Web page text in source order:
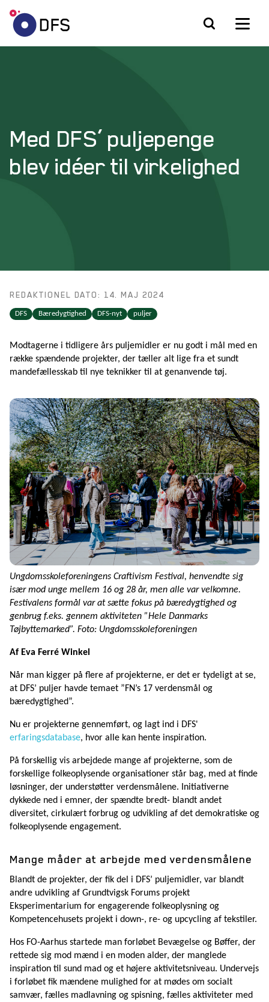
Med DFS’ puljepenge
blev idéer til virkelighed
REDAKTIONEL DATO: 14. MAJ 2024
DFS Bæredygtighed DFS-nyt puljer
Modtagerne i tidligere års puljemidler er nu godt i mål med en
række spændende projekter, der tæller alt lige fra et sundt
mandefællesskab til nye teknikker til at genanvende tøj.
Ungdomsskoleforeningens Craftivism Festival, henvendte sig
især mod unge mellem 16 og 28 år, men alle var velkomne.
Festivalens formål var at sætte fokus på bæredygtighed og
genbrug f.eks. gennem aktiviteten ”Hele Danmarks
Tøjbyttemarked”. Foto: Ungdomsskoleforeningen
Af Eva Ferré Winkel
Når man kigger på flere af projekterne, er det er tydeligt at se,
at DFS’ puljer havde temaet ”FN’s 17 verdensmål og
bæredygtighed”.
Nu er projekterne gennemført, og lagt ind i DFS'
erfaringsdatabase, hvor alle kan hente inspiration.
På forskellig vis arbejdede mange af projekterne, som de
forskellige folkeoplysende organisationer står bag, med at finde
løsninger, der understøtter verdensmålene. Initiativerne
dykkede ned i emner, der spændte bredt- blandt andet
diversitet, cirkulært forbrug og udvikling af det demokratiske og
folkeoplysende engagement.
Mange måder at arbejde med verdensmålene
Blandt de projekter, der fik del i DFS’ puljemidler, var blandt
andre udvikling af Grundtvigsk Forums projekt
Eksperimentarium for engagerende folkeoplysning og
Kompetencehusets projekt i down-, re- og upcycling af tekstiler.
Hos FO-Aarhus startede man forløbet Bevægelse og Bøffer, der
rettede sig mod mænd i en moden alder, der manglede
inspiration til sund mad og et højere aktivitetsniveau. Undervejs
i forløbet fik mændene mulighed for at mødes om socialt
samvær, fælles madlavning og spisning, fælles aktiviteter med